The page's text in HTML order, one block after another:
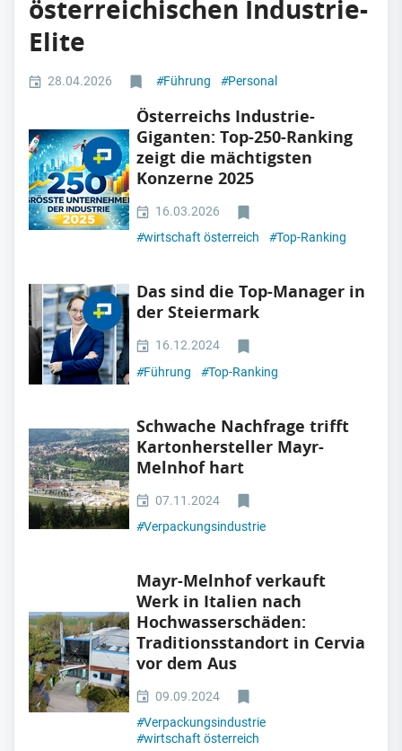
österreichischen Industrie-
Elite
28.04.2026 #Führung #Personal
Österreichs Industrie-
Giganten: Top-250-Ranking
zeigt die mächtigsten
Konzerne 2025
16.03.2026
#wirtschaft österreich #Top-Ranking
Das sind die Top-Manager in
der Steiermark
16.12.2024
#Führung #Top-Ranking
Schwache Nachfrage trifft
Kartonhersteller Mayr-
Melnhof hart
07.11.2024
#Verpackungsindustrie
Mayr-Melnhof verkauft
Werk in Italien nach
Hochwasserschäden:
Traditionsstandort in Cervia
vor dem Aus
09.09.2024
#Verpackungsindustrie
#wirtschaft österreich